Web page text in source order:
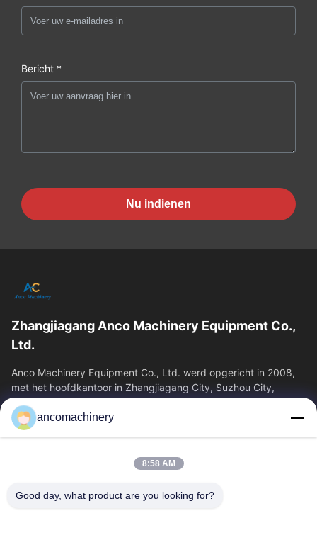
Bericht *
Nu indienen
Zhangjiagang Anco Machinery Equipment Co.,
Ltd.
Anco Machinery Equipment Co., Ltd. werd opgericht in 2008,
met het hoofdkantoor in Zhangjiagang City, Suzhou City,
Jiangsu Province. Het is een...
Snelle Links
Over Ons
Fabrieksreis
Kwaliteitscontrole
ancomachinery
8:58 AM
Good day, what product are you looking for?